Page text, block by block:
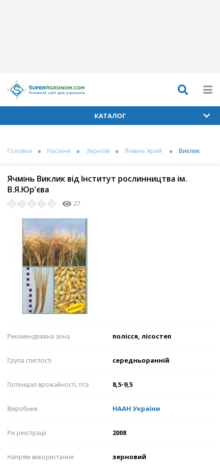
КАТАЛОГ
Головна Насіння Зернові Ячмінь ярий Виклик
Ячмінь Виклик від Інститут рослинництва ім.
В.Я.Юр'єва
27
Рекомендована зона полісся, лісостеп
Група стиглості середньоранній
Потенціал врожайності, т/га 8,5-9,5
Виробник НААН України
Рік реєстрації 2008
Напрям використання зерновий